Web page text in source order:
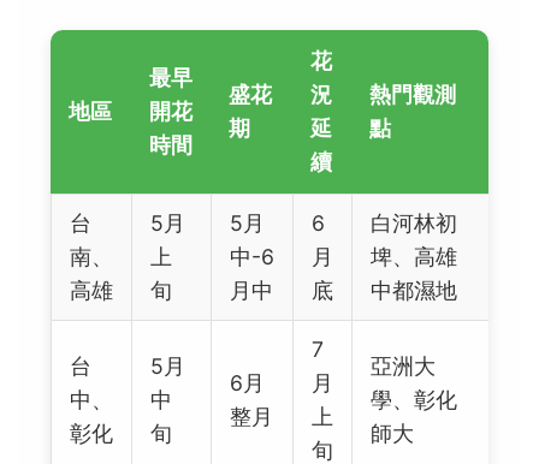
地區
最早
開花
時間
盛花
期
花
況
延
續
熱門觀測
點
台
南、
高雄
5月
上
旬
5月
中-6
月中
6
月
底
白河林初
埤、高雄
中都濕地
台
中、
彰化
5月
中
旬
6月
整月
7
月
上
旬
亞洲大
學、彰化
師大